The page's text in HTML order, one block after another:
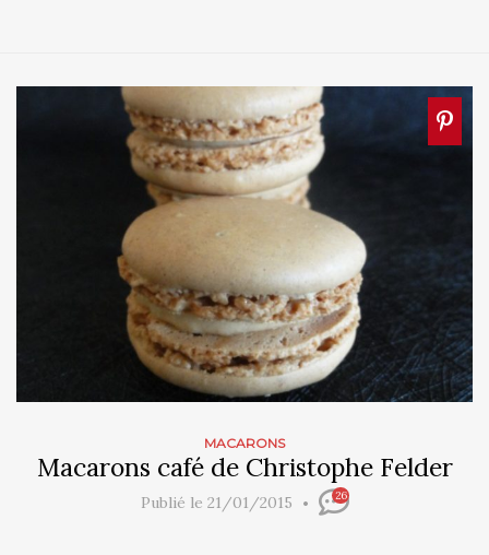
MACARONS
Macarons café de Christophe Felder
Publié le 21/01/2015 26